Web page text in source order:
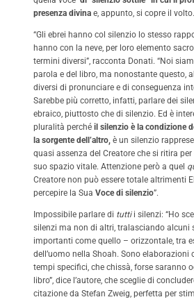
presenza divina e, appunto, si copre il volto.
“Gli ebrei hanno col silenzio lo stesso
hanno con la neve, per loro elemento
termini diversi”, racconta Donati. “Noi
parola e del libro, ma nonostante questo,
diversi di pronunciare e di conseguenza
Sarebbe più corretto, infatti, parlare dei
ebraico, piuttosto che di silenzio. Ed è
pluralità perché il silenzio è la condizione
la sorgente dell’altro, è un silenzio
quasi assenza del Creatore che si ritira per
suo spazio vitale. Attenzione però a quel
Creatore non può essere totale altrimenti
percepire la Sua Voce di silenzio”.
Impossibile parlare di tuttii silenzi: “Ho
silenzi ma non di altri, tralasciando alcuni
importanti come quello – orizzontale, tra
dell’uomo nella Shoah. Sono elaborazioni
tempi specifici, che chissà, forse saranno
libro”, dice l’autore, che sceglie di
citazione da Stefan Zweig, perfetta per